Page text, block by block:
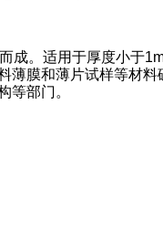
成。适用于厚度小于
薄膜和薄片试样等材
等部门。